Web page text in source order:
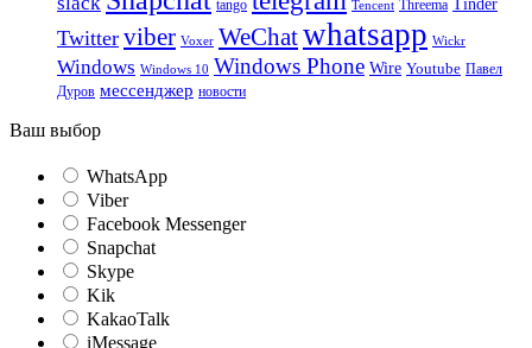
tango Tencent Threema Tinder
Twitter viber Voxer WeChatwhatsapp Wickr
Windows Windows 10 Windows Phone Wire Youtube Павел
Дуров мессенджер новости
Ваш выбор
WhatsApp
Viber
Facebook Messenger
Snapchat
Skype
Kik
KakaoTalk
iMessage